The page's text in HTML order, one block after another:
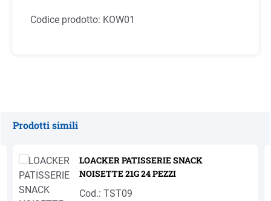
Codice prodotto: KOW01
Prodotti simili
LOACKER PATISSERIE SNACK
NOISETTE 21G 24 PEZZI
Cod.: TST09